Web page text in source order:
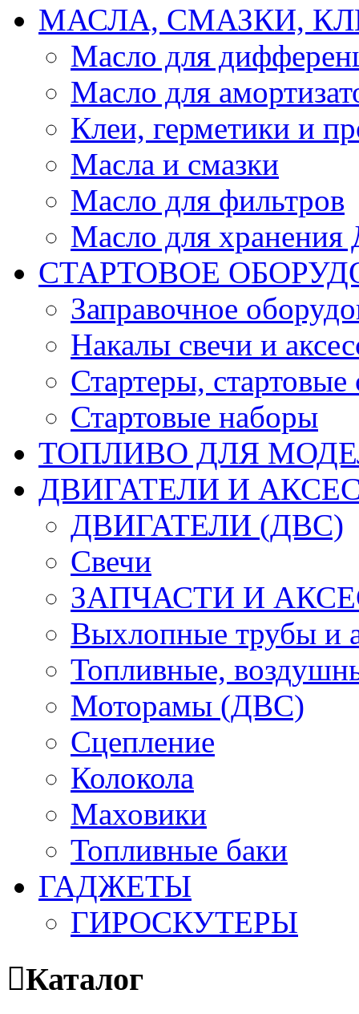
МАСЛА, СМАЗКИ,
Масло для
Масло для
Клеи, герметики и
Масла и смазки
Масло для фильтров
Масло для
СТАРТОВОЕ
Заправочное
Накалы свечи и
Стартеры, стартовые
Стартовые наборы
ТОПЛИВО ДЛЯ
ДВИГАТЕЛИ И
ДВИГАТЕЛИ (ДВС)
Свечи
ЗАПЧАСТИ И
Выхлопные трубы и
Топливные,
Моторамы (ДВС)
Сцепление
Колокола
Маховики
Топливные баки
ГАДЖЕТЫ
ГИРОСКУТЕРЫ
Каталог